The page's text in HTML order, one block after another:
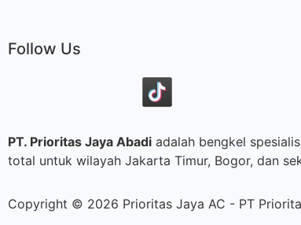
Follow Us
PT. Prioritas Jaya Abadi adalah bengkel
total untuk wilayah Jakarta Timur, Bogor, dan
Copyright © 2026 Prioritas Jaya AC - PT